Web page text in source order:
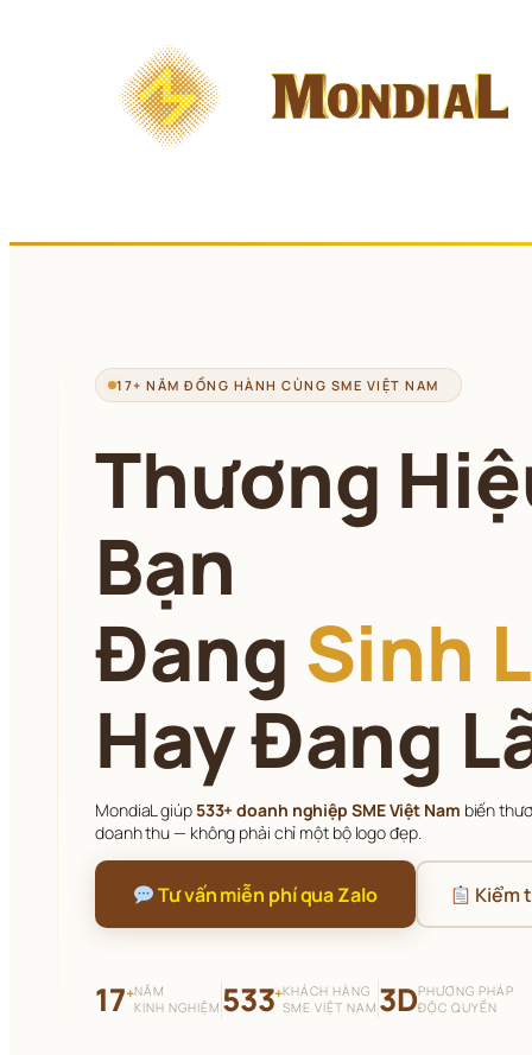
17+ NĂM ĐỒNG HÀNH CÙNG SME VIỆT NAM
Thương
Bạn
Đang Sinh
Hay Đang
MondiaL giúp 533+ doanh nghiệp SME Việt Nam biến
doanh thu — không phải chỉ một bộ logo đẹp.
Tư vấn miễn phí qua Zalo Kiểm
17+NĂM
KINH NGHIỆM 533+KHÁCH HÀNG
SME VIỆT NAM 3DPHƯƠNG PHÁP
ĐỘC QUYỀN